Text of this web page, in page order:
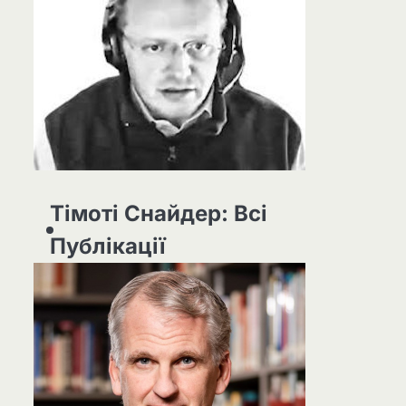
Тімоті Снайдер: Всі
Публікації